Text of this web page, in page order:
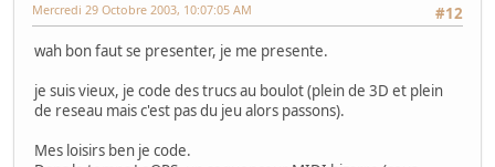
#12
Mercredi 29 Octobre 2003, 10:07:05 AM
wah bon faut se presenter, je me presente.
je suis vieux, je code des trucs au boulot (plein de 3D et plein
de reseau mais c'est pas du jeu alors passons).
Mes loisirs ben je code.